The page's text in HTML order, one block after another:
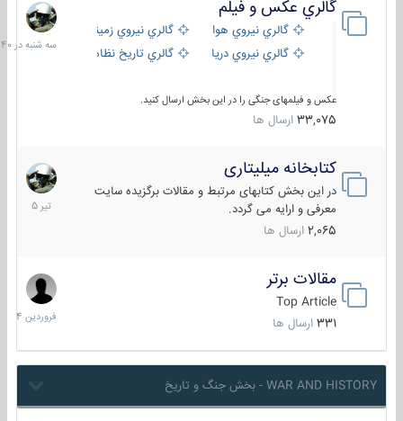
گالري عكس و فيلم
گالري نيروي هوايي
گالري نيروي زميني
گالري نيروي دريايي
گالري تاریخ نظامی
عکس و فیلمهای جنگی را در این بخش ارسال کنید.
33,075 ارسال ها
سه
شنبه
در
کتابخانه میلیتاری
در این بخش کتابهای مرتبط و مقالات برگزیده سایت
معرفی و ارایه می گردد.
2,065 ارسال ها
16
تیر
1405
مقالات برتر
Top Article
331 ارسال ها
29
فروردین
1404
WAR AND HISTORY - بخش جنگ و تاریخ